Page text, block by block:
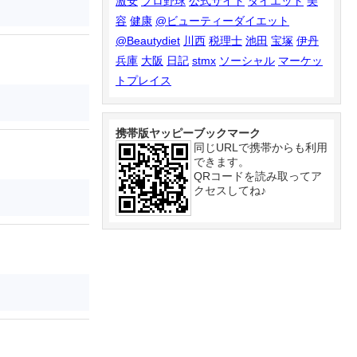
容 健康 @ビューティーダイエット
@Beautydiet 川西 税理士 池田 宝塚 伊丹
兵庫 大阪 日記 stmx ソーシャル マーケッ
トプレイス
携帯版ヤッピーブックマーク
同じURLで携帯からも利用
できます。
QRコードを読み取ってア
クセスしてね♪